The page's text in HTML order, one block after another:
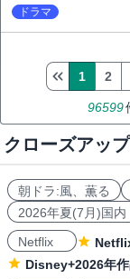
ドラマ
96599
1 2
クローズアップ
朝ドラ:風、薫る
2026年夏(7月)国内
Netflix
Disney+2026年